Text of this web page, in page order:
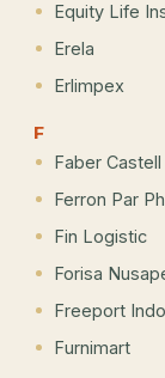
Equity Life
Erela
Erlimpex
F
Faber Castell
Ferron Par
Fin Logistic
Forisa
Freeport
Furnimart